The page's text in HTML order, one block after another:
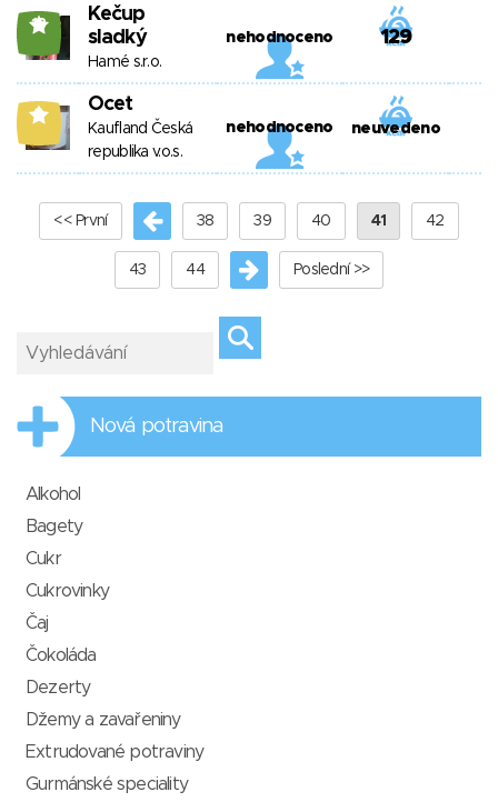
18
Kečup
sladký
Hamé s.r.o.
nehodnoceno 129
9 Ocet
Kaufland Česká
republika v.o.s.
nehodnoceno neuvedeno
<< První 38 39 40 41 42
43 44 Poslední >>
Nová potravina
Alkohol
Bagety
Cukr
Cukrovinky
Čaj
Čokoláda
Dezerty
Džemy a zavařeniny
Extrudované potraviny
Gurmánské speciality